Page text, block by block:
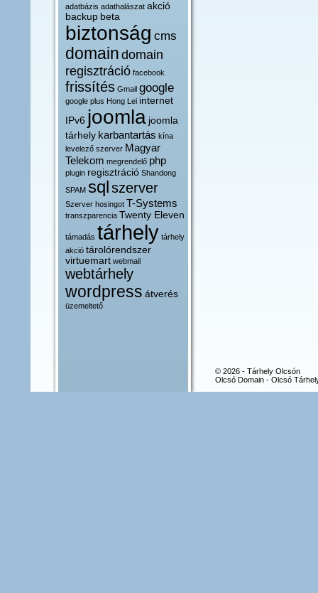
adatbázis adathalászat akció
backup beta
biztonság cms
domaindomain
regisztráció facebook
frissítés Gmail google
google plus Hong Lei internet
IPv6 joomla joomla
tárhely karbantartás kína
levelező szerver Magyar
Telekom megrendelő php
plugin regisztráció Shandong
SPAM sqlszerver
Szerver hosingot T-Systems
transzparencia Twenty Eleven
támadás tárhely tárhely
akció tárolórendszer
virtuemart webmail
webtárhely
wordpress átverés
üzemeltető
© 2026 - Tárhely Olcsón
Olcsó Domain - Olcsó